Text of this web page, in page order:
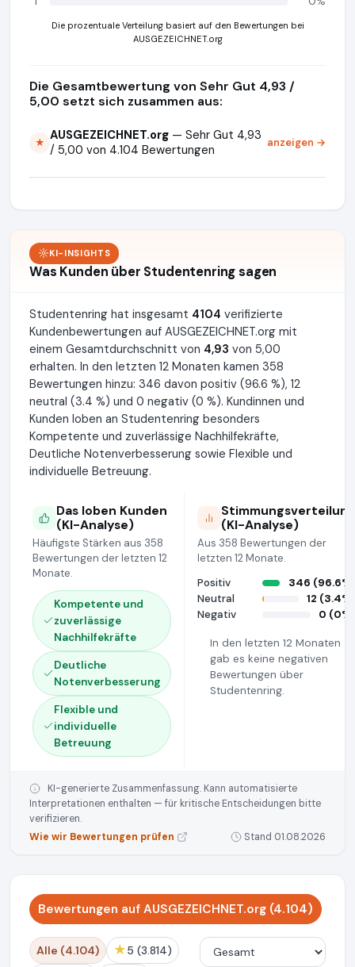
Die prozentuale Verteilung basiert auf den Bewertungen bei
AUSGEZEICHNET.org
Die Gesamtbewertung von Sehr Gut 4,93 /
5,00 setzt sich zusammen aus:
★ AUSGEZEICHNET.org — Sehr Gut 4,93
/ 5,00 von 4.104 Bewertungen
anzeigen →
KI-INSIGHTS
Was Kunden über Studentenring sagen
Studentenring hat insgesamt 4104 verifizierte
Kundenbewertungen auf AUSGEZEICHNET.org mit
einem Gesamtdurchschnitt von 4,93 von 5,00
erhalten. In den letzten 12 Monaten kamen 358
Bewertungen hinzu: 346 davon positiv (96.6 %), 12
neutral (3.4 %) und 0 negativ (0 %). Kundinnen und
Kunden loben an Studentenring besonders
Kompetente und zuverlässige Nachhilfekräfte,
Deutliche Notenverbesserung sowie Flexible und
individuelle Betreuung.
Das loben Kunden
(KI-Analyse)
Häufigste Stärken aus 358
Bewertungen der letzten 12
Monate.
Kompetente und
zuverlässige
Nachhilfekräfte
Deutliche
Notenverbesserung
Flexible und
individuelle
Betreuung
Stimmungsverteilung
(KI-Analyse)
Aus 358 Bewertungen der
letzten 12 Monate.
Positiv
346 (96.6%)
Neutral
12 (3.4%)
Negativ
0 (0%)
In den letzten 12 Monaten
gab es keine negativen
Bewertungen über
Studentenring.
KI-generierte Zusammenfassung. Kann automatisierte
Interpretationen enthalten — für kritische Entscheidungen bitte
verifizieren.
Wie wir Bewertungen prüfen
Stand 01.08.2026
Bewertungen auf AUSGEZEICHNET.org (4.104)
Alle (4.104) ★ 5 (3.814)